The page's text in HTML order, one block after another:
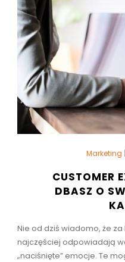
Marketing |
CUSTOMER
DBASZ O
Nie od dziś wiadomo, że
najczęściej odpowiadają
„naciśnięte” emocje. Te